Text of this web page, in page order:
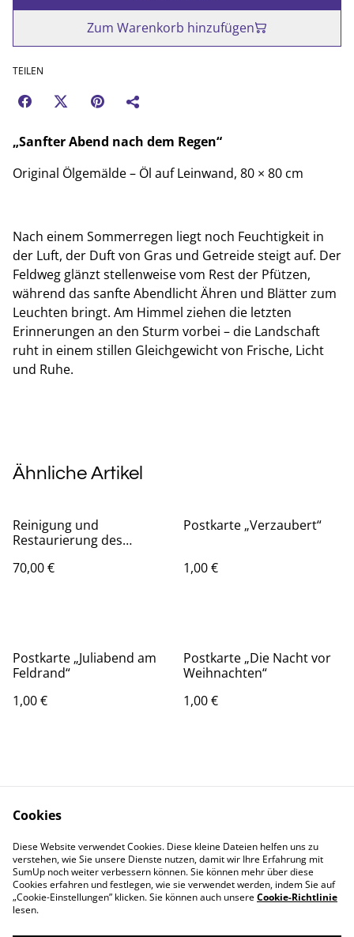
Zum Warenkorb hinzufügen
TEILEN
„Sanfter Abend nach dem Regen“
Original Ölgemälde – Öl auf Leinwand, 80 × 80 cm
Nach einem Sommerregen liegt noch Feuchtigkeit in
der Luft, der Duft von Gras und Getreide steigt auf. Der
Feldweg glänzt stellenweise vom Rest der Pfützen,
während das sanfte Abendlicht Ähren und Blätter zum
Leuchten bringt. Am Himmel ziehen die letzten
Erinnerungen an den Sturm vorbei – die Landschaft
ruht in einem stillen Gleichgewicht von Frische, Licht
und Ruhe.
Ähnliche Artikel
Reinigung und
Restaurierung des
mit Schutzfirnis
70,00 €
Postkarte „Verzaubert“
1,00 €
Postkarte „Juliabend am
Feldrand“
1,00 €
Postkarte „Die Nacht vor
Weihnachten“
1,00 €
Kontaktieren Sie uns
Rechtliche
Bestimmungen
Datenschutzbestimm
ungen von SumUp
Cookie-Richtlinie
Cookies
Diese Website verwendet Cookies. Diese kleine Dateien helfen uns zu
verstehen, wie Sie unsere Dienste nutzen, damit wir Ihre Erfahrung mit
SumUp noch weiter verbessern können. Sie können mehr über diese
Cookies erfahren und festlegen, wie sie verwendet werden, indem Sie auf
„Cookie-Einstellungen” klicken. Sie können auch unsereCookie-Richtlinie
lesen.